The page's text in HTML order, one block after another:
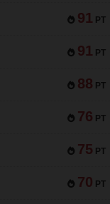
91 PT
91 PT
88 PT
76 PT
75 PT
70 PT